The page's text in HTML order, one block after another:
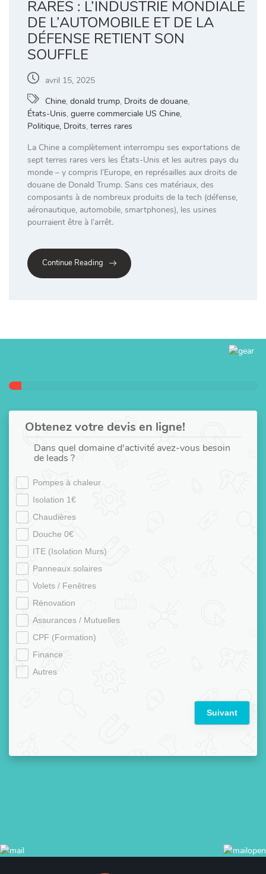
RARES : L’INDUSTRIE MONDIALE
DE L’AUTOMOBILE ET DE LA
DÉFENSE RETIENT SON
SOUFFLE
avril 15, 2025
Chine, donald trump, Droits de douane,
États-Unis, guerre commerciale US Chine,
Politique, Droits, terres rares
La Chine a complètement interrompu ses exportations de
sept terres rares vers les États-Unis et les autres pays du
monde – y compris l’Europe, en représailles aux droits de
douane de Donald Trump. Sans ces matériaux, des
composants à de nombreux produits de la tech (défense,
aéronautique, automobile, smartphones), les usines
pourraient être à l’arrêt.
Continue Reading
Obtenez votre devis en ligne!
Dans quel domaine d'activité avez-vous besoin
de leads ?
Pompes à chaleur
Isolation 1€
Chaudières
Douche 0€
ITE (Isolation Murs)
Panneaux solaires
Volets / Fenêtres
Rénovation
Assurances / Mutuelles
CPF (Formation)
Finance
Autres
Suivant